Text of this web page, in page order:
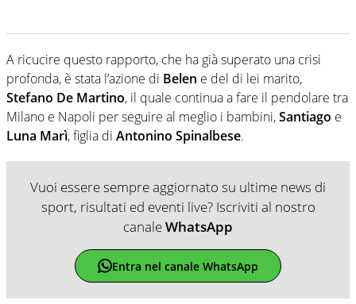
A ricucire questo rapporto, che ha già superato una crisi
profonda, è stata l’azione di Belen e del di lei marito,
Stefano De Martino, il quale continua a fare il pendolare tra
Milano e Napoli per seguire al meglio i bambini,Santiago e
Luna Marì, figlia di Antonino Spinalbese.
Vuoi essere sempre aggiornato su ultime news di
sport, risultati ed eventi live? Iscriviti al nostro
canaleWhatsApp
Entra nel canale WhatsApp